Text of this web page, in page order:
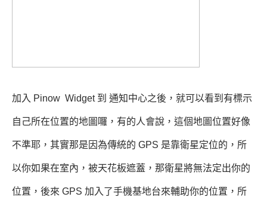
加入 Pinow Widget 到 通知中心之後，就可以看到有標示
自己所在位置的地圖囉，有的人會說，這個地圖位置好像
不準耶，其實那是因為傳統的 GPS 是靠衛星定位的，所
以你如果在室內，被天花板遮蓋，那衛星將無法定出你的
位置，後來 GPS 加入了手機基地台來輔助你的位置，所